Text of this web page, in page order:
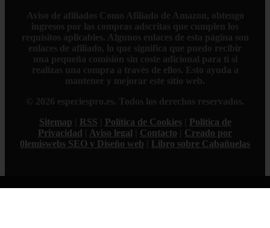
Aviso de afiliados Como Afiliado de Amazon, obtengo
ingresos por las compras adscritas que cumplen los
requisitos aplicables. Algunos enlaces de esta página son
enlaces de afiliado, lo que significa que puedo recibir
una pequeña comisión sin coste adicional para ti si
realizas una compra a través de ellos. Esto ayuda a
mantener y mejorar este sitio web.
© 2026 especiespro.es. Todos los derechos reservados.
Sitemap
RSS Política de Cookies| Política de
Privacidad
Aviso legal Contacto
Creado por
0lemiswebs SEO y Diseño web
Libro sobre Cabañuelas